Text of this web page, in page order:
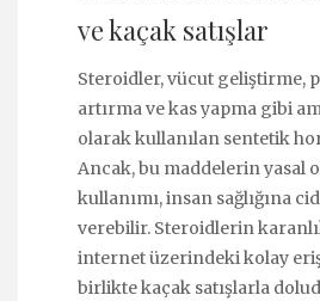
ve kaçak satışlar
Steroidler, vücut geliştirme,
artırma ve kas yapma gibi
olarak kullanılan sentetik
Ancak, bu maddelerin yasal
kullanımı, insan sağlığına
verebilir. Steroidlerin
internet üzerindeki kolay
birlikte kaçak satışlarla